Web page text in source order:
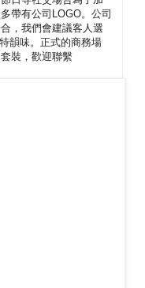
帶有公司LOGO。公司
，我們會建議客人選
韻味。正式的商務場
裝，歡迎聯繫